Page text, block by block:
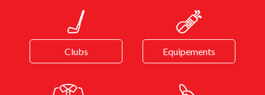
Clubs Equipements